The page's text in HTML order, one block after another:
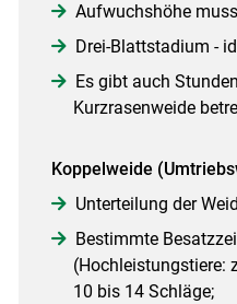
Aufwuchshöhe
Drei-Blattstadium -
Es gibt auch
Kurzrasenweide
Koppelweide
Unterteilung der
Bestimmte
(Hochleistungstiere:
10 bis 14 Schläge;